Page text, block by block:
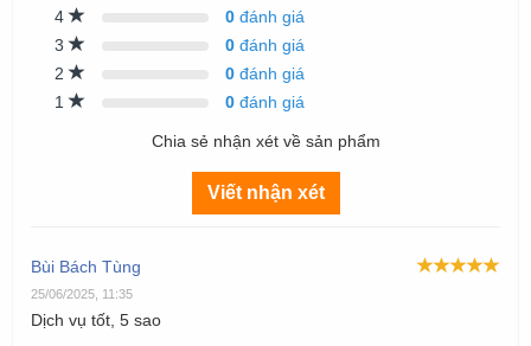
4
0 đánh giá
3
0 đánh giá
2
0 đánh giá
1
0 đánh giá
Chia sẻ nhận xét về sản phẩm
Viết nhận xét
Bùi Bách Tùng
25/06/2025, 11:35
Dịch vụ tốt, 5 sao